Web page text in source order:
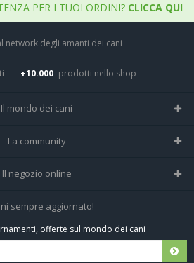
PER I TUOI ORDINI? CLICCA QUI
network degli amanti dei cani
+10.000 prodotti nello shop
Il mondo dei cani
Tutte le razze
La community
Home
Tutti i cani iscritti
Il negozio online
Negozio per cani
Spedizioni e resi
sempre aggiornato!
offerte sul mondo dei cani